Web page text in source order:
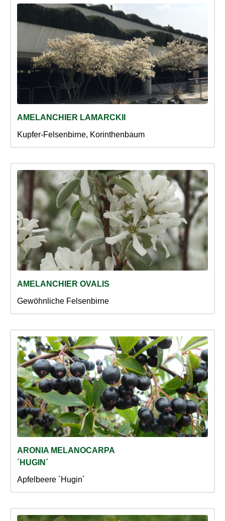
AMELANCHIER LAMARCKII
Kupfer-Felsenbirne, Korinthenbaum
AMELANCHIER OVALIS
Gewöhnliche Felsenbirne
ARONIA MELANOCARPA
´HUGIN´
Apfelbeere ´Hugin´